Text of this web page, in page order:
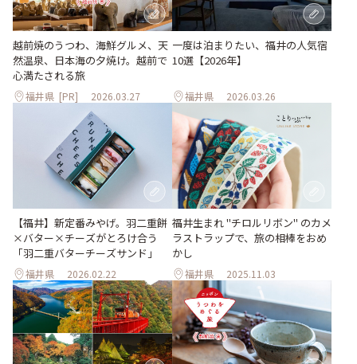
越前焼のうつわ、海鮮グルメ、天
然温泉、日本海の夕焼け。越前で
心満たされる旅
福井県 [PR] 2026.03.27
一度は泊まりたい、福井の人気宿
10選【2026年】
福井県 2026.03.26
【福井】新定番みやげ。羽二重餅
×バター×チーズがとろけ合う
「羽二重バターチーズサンド」
福井県 2026.02.22
福井生まれ "チロルリボン" のカメ
ラストラップで、旅の相棒をおめ
かし
福井県 2025.11.03